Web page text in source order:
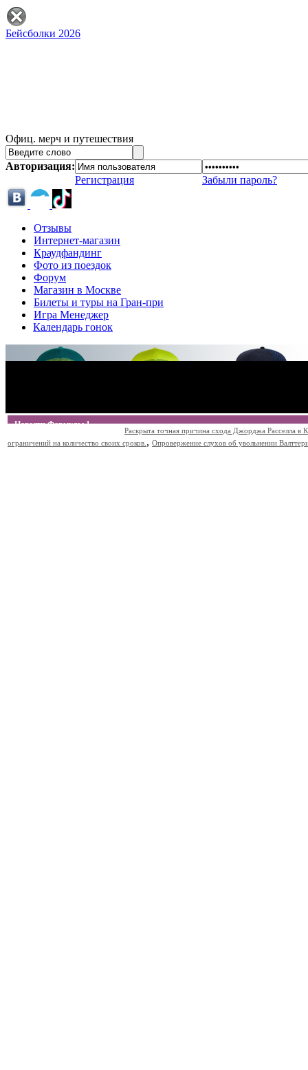
Бейсболки 2026
Офиц. мерч и путешествия
Авторизация:
Регистрация
Забыли пароль?
Отзывы
Интернет-магазин
Краудфандинг
Фото из поездок
Форум
Магазин в Москве
Билеты и туры на Гран-при
Игра Менеджер
Календарь гонок
Новости Формулы 1
Раскрыта точная причина схода Джорджа Расселла в
ограничений на количество своих сроков. , Опровержение слухов об увольнении